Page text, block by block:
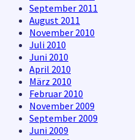
September 2011
August 2011
November 2010
Juli 2010
Juni 2010
April 2010
März 2010
Februar 2010
November 2009
September 2009
Juni 2009